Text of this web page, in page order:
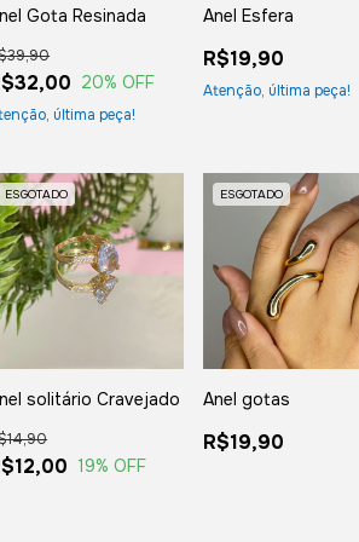
Gota Resinada
20% OFF
última peça!
Anel Esfera
R$19,90
Atenção, última peça!
ESGOTADO
solitário Cravejado
19% OFF
ESGOTADO
Anel gotas
R$19,90